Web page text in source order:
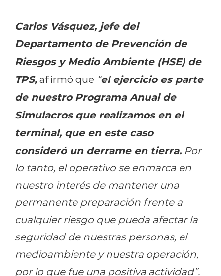
Carlos Vásquez, jefe del
Departamento de Prevención de
Riesgos y Medio Ambiente (HSE) de
TPS,afirmó que “el ejercicio es parte
de nuestro Programa Anual de
Simulacros que realizamos en el
terminal, que en este caso
consideró un derrame en tierra. Por
lo tanto, el operativo se enmarca en
nuestro interés de mantener una
permanente preparación frente a
cualquier riesgo que pueda afectar la
seguridad de nuestras personas, el
medioambiente y nuestra operación,
por lo que fue una positiva actividad”.